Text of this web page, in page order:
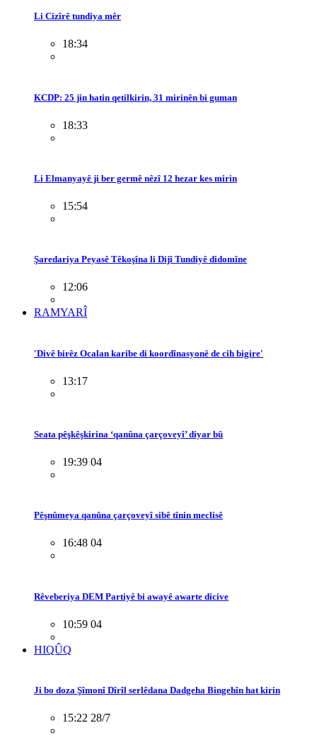
Li Cizîrê tundiya mêr
18:34
KCDP: 25 jin hatin qetilkirin, 31 mirinên bi guman
18:33
Li Elmanyayê ji ber germê nêzî 12 hezar kes mirin
15:54
Şaredariya Peyasê Têkoşîna li Dijî Tundiyê didomîne
12:06
RAMYARÎ
'Divê birêz Ocalan karibe di koordînasyonê de cih bigire'
13:17
Seata pêşkêşkirina ‘qanûna çarçoveyî’ diyar bû
19:39 04
Pêşnûmeya qanûna çarçoveyî sibê tînin meclisê
16:48 04
Rêveberiya DEM Partiyê bi awayê awarte dicive
10:59 04
HIQÛQ
Ji bo doza Şîmonî Dîrîl serlêdana Dadgeha Bingehîn hat kirin
15:22 28/7